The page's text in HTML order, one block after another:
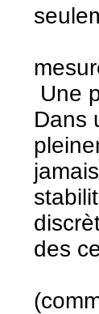
Il
Une
Dans
des